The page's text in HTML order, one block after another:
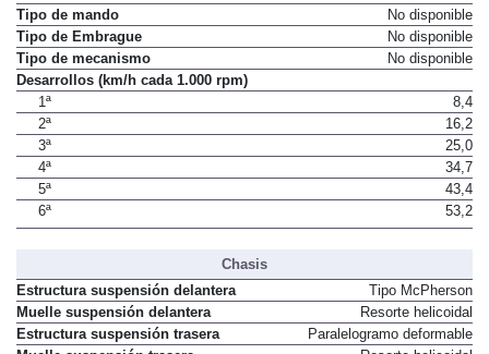
Número de velocidades
6
Tipo de mando
No disponible
Tipo de Embrague
No disponible
Tipo de mecanismo
Desarrollos (km/h cada 1.000 rpm)
1ª
8,4
2ª
16,2
3ª
25,0
4ª
34,7
5ª
43,4
6ª
53,2
Chasis
Estructura suspensión delantera
Tipo McPherson
Muelle suspensión delantera
Resorte helicoidal